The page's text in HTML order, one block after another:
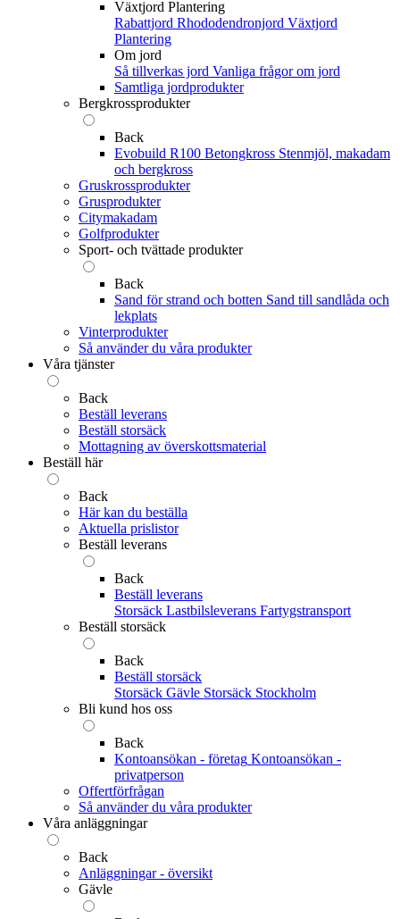
Växtjord Plantering
Rabattjord Rhododendronjord Växtjord
Plantering
Om jord
Så tillverkas jord Vanliga frågor om jord
Samtliga jordprodukter
Bergkrossprodukter
Back
Evobuild R100 Betongkross Stenmjöl, makadam
och bergkross
Gruskrossprodukter
Grusprodukter
Citymakadam
Golfprodukter
Sport- och tvättade produkter
Back
Sand för strand och botten Sand till sandlåda och
lekplats
Vinterprodukter
Så använder du våra produkter
Våra tjänster
Back
Beställ leverans
Beställ storsäck
Mottagning av överskottsmaterial
Beställ här
Back
Här kan du beställa
Aktuella prislistor
Beställ leverans
Back
Beställ leverans
Storsäck Lastbilsleverans Fartygstransport
Beställ storsäck
Back
Beställ storsäck
Storsäck Gävle Storsäck Stockholm
Bli kund hos oss
Back
Kontoansökan - företag Kontoansökan -
privatperson
Offertförfrågan
Så använder du våra produkter
Våra anläggningar
Back
Anläggningar - översikt
Gävle